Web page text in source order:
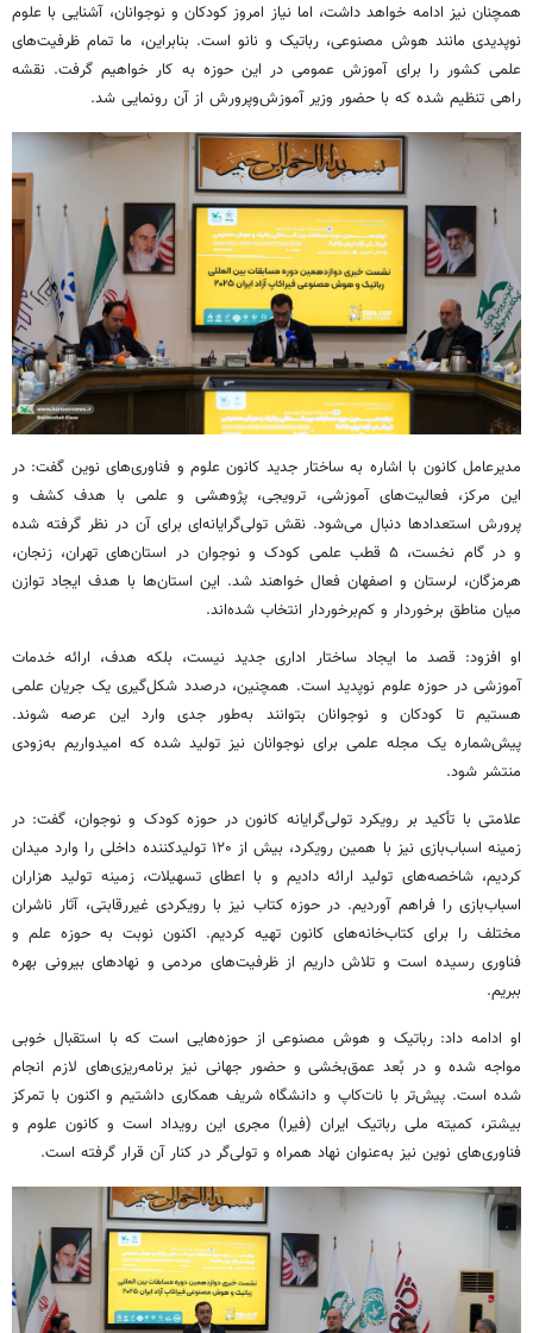
همچنان نیز ادامه خواهد داشت، اما نیاز امروز کودکان و نوجوانان، آشنایی با علوم
نوپدیدی مانند هوش مصنوعی، رباتیک و نانو است. بنابراین، ما تمام ظرفیت‌های
علمی کشور را برای آموزش عمومی در این حوزه به کار خواهیم گرفت. نقشه
راهی تنظیم شده که با حضور وزیر آموزش‌وپرورش از آن رونمایی شد.
مدیرعامل کانون با اشاره به ساختار جدید کانون علوم و فناوری‌های نوین گفت: در
این مرکز، فعالیت‌های آموزشی، ترویجی، پژوهشی و علمی با هدف کشف و
پرورش استعدادها دنبال می‌شود. نقش تولی‌گرایانه‌ای برای آن در نظر گرفته شده
و در گام نخست، ۵ قطب علمی کودک و نوجوان در استان‌های تهران، زنجان،
هرمزگان، لرستان و اصفهان فعال خواهند شد. این استان‌ها با هدف ایجاد توازن
میان مناطق برخوردار و کم‌برخوردار انتخاب شده‌اند.
او افزود: قصد ما ایجاد ساختار اداری جدید نیست، بلکه هدف، ارائه خدمات
آموزشی در حوزه علوم نوپدید است. همچنین، درصدد شکل‌گیری یک جریان علمی
هستیم تا کودکان و نوجوانان بتوانند به‌طور جدی وارد این عرصه شوند.
پیش‌شماره یک مجله علمی برای نوجوانان نیز تولید شده که امیدواریم به‌زودی
منتشر شود.
علامتی با تأکید بر رویکرد تولی‌گرایانه کانون در حوزه کودک و نوجوان، گفت: در
زمینه اسباب‌بازی نیز با همین رویکرد، بیش از ۱۲۰ تولیدکننده داخلی را وارد میدان
کردیم، شاخصه‌های تولید ارائه دادیم و با اعطای تسهیلات، زمینه تولید هزاران
اسباب‌بازی را فراهم آوردیم. در حوزه کتاب نیز با رویکردی غیررقابتی، آثار ناشران
مختلف را برای کتاب‌خانه‌های کانون تهیه کردیم. اکنون نوبت به حوزه علم و
فناوری رسیده است و تلاش داریم از ظرفیت‌های مردمی و نهادهای بیرونی بهره
ببریم.
او ادامه داد: رباتیک و هوش مصنوعی از حوزه‌هایی است که با استقبال خوبی
مواجه شده و در بُعد عمق‌بخشی و حضور جهانی نیز برنامه‌ریزی‌های لازم انجام
شده است. پیش‌تر با نات‌کاپ و دانشگاه شریف همکاری داشتیم و اکنون با تمرکز
بیشتر، کمیته ملی رباتیک ایران (فیرا) مجری این رویداد است و کانون علوم و
فناوری‌های نوین نیز به‌عنوان نهاد همراه و تولی‌گر در کنار آن قرار گرفته است.